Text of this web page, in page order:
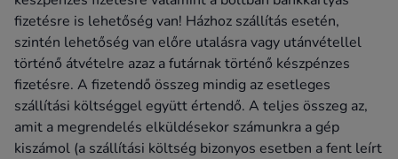
fizetésre is lehetőség van! Házhoz szállítás esetén,
szintén lehetőség van előre utalásra vagy utánvétellel
történő átvételre azaz a futárnak történő készpénzes
fizetésre. A fizetendő összeg mindig az esetleges
szállítási költséggel együtt értendő. A teljes összeg az,
amit a megrendelés elküldésekor számunkra a gép
kiszámol (a szállítási költség bizonyos esetben a fent leírt